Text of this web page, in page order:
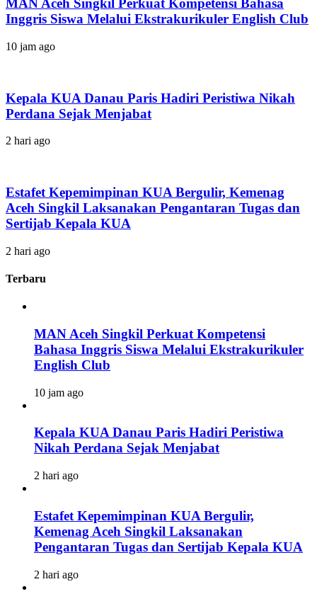
MAN Aceh Singkil Perkuat Kompetensi Bahasa
Inggris Siswa Melalui Ekstrakurikuler English Club
10 jam ago
Kepala KUA Danau Paris Hadiri Peristiwa Nikah
Perdana Sejak Menjabat
2 hari ago
Estafet Kepemimpinan KUA Bergulir, Kemenag
Aceh Singkil Laksanakan Pengantaran Tugas dan
Sertijab Kepala KUA
2 hari ago
Terbaru
MAN Aceh Singkil Perkuat Kompetensi
Bahasa Inggris Siswa Melalui Ekstrakurikuler
English Club
10 jam ago
Kepala KUA Danau Paris Hadiri Peristiwa
Nikah Perdana Sejak Menjabat
2 hari ago
Estafet Kepemimpinan KUA Bergulir,
Kemenag Aceh Singkil Laksanakan
Pengantaran Tugas dan Sertijab Kepala KUA
2 hari ago